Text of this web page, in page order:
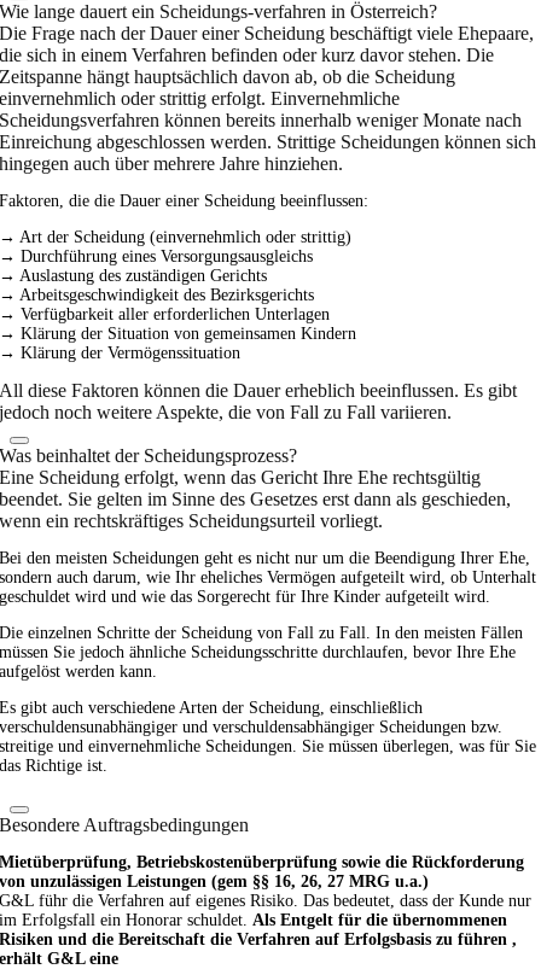
Wie lange dauert ein Scheidungs-verfahren in Österreich?
Die Frage nach der Dauer einer Scheidung beschäftigt viele Ehepaare,
die sich in einem Verfahren befinden oder kurz davor stehen. Die
Zeitspanne hängt hauptsächlich davon ab, ob die Scheidung
einvernehmlich oder strittig erfolgt. Einvernehmliche
Scheidungsverfahren können bereits innerhalb weniger Monate nach
Einreichung abgeschlossen werden. Strittige Scheidungen können sich
hingegen auch über mehrere Jahre hinziehen.
Faktoren, die die Dauer einer Scheidung beeinflussen:
→ Art der Scheidung (einvernehmlich oder strittig)
→ Durchführung eines Versorgungsausgleichs
→ Auslastung des zuständigen Gerichts
→ Arbeitsgeschwindigkeit des Bezirksgerichts
→ Verfügbarkeit aller erforderlichen Unterlagen
→ Klärung der Situation von gemeinsamen Kindern
→ Klärung der Vermögenssituation
All diese Faktoren können die Dauer erheblich beeinflussen. Es gibt
jedoch noch weitere Aspekte, die von Fall zu Fall variieren.
Was beinhaltet der Scheidungsprozess?
Eine Scheidung erfolgt, wenn das Gericht Ihre Ehe rechtsgültig
beendet. Sie gelten im Sinne des Gesetzes erst dann als geschieden,
wenn ein rechtskräftiges Scheidungsurteil vorliegt.
Bei den meisten Scheidungen geht es nicht nur um die Beendigung Ihrer Ehe,
sondern auch darum, wie Ihr eheliches Vermögen aufgeteilt wird, ob Unterhalt
geschuldet wird und wie das Sorgerecht für Ihre Kinder aufgeteilt wird.
Die einzelnen Schritte der Scheidung von Fall zu Fall. In den meisten Fällen
müssen Sie jedoch ähnliche Scheidungsschritte durchlaufen, bevor Ihre Ehe
aufgelöst werden kann.
Es gibt auch verschiedene Arten der Scheidung, einschließlich
verschuldensunabhängiger und verschuldensabhängiger Scheidungen bzw.
streitige und einvernehmliche Scheidungen. Sie müssen überlegen, was für Sie
das Richtige ist.
Besondere Auftragsbedingungen
Mietüberprüfung, Betriebskostenüberprüfung sowie die Rückforderung
von unzulässigen Leistungen (gem §§ 16, 26, 27 MRG u.a.)
G&L führ die Verfahren auf eigenes Risiko. Das bedeutet, dass der Kunde nur
im Erfolgsfall ein Honorar schuldet.Als Entgelt für die übernommenen
Risiken und die Bereitschaft die Verfahren auf Erfolgsbasis zu führen ,
erhält G&L eine